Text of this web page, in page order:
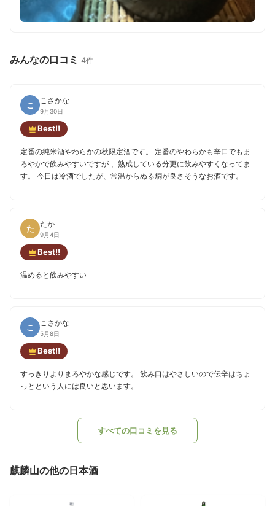
みんなの口コミ 4件
こ こさかな
9月30日
Best!!
定番の純米酒やわらかの秋限定酒です。 定番のやわらかも辛口でもま
ろやかで飲みやすいですが 、熟成している分更に飲みやすくなってま
す。 今日は冷酒でしたが、常温からぬる燗が良さそうなお酒です。
た たか
9月4日
Best!!
温めると飲みやすい
こ こさかな
5月8日
Best!!
すっきりよりまろやかな感じです。 飲み口はやさしいので伝辛はちょ
っとという人には良いと思います。
すべての口コミを見る
麒麟山の他の日本酒